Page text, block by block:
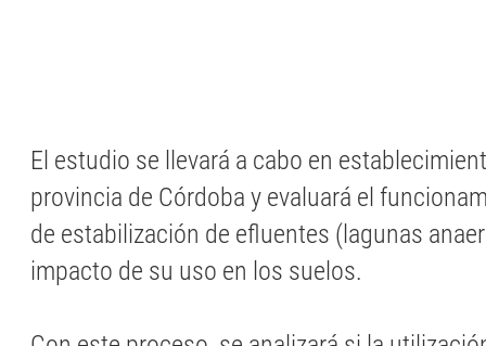
El estudio se llevará a cabo en
provincia de Córdoba y evaluará el
de estabilización de efluentes (lagunas
impacto de su uso en los suelos.